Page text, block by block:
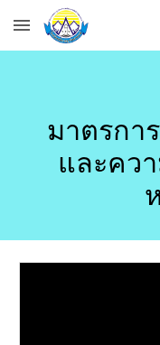
Skip to main content
มาตรกา
และคว